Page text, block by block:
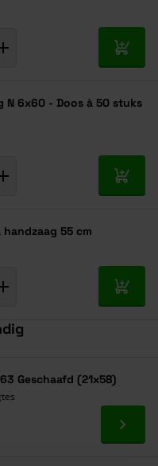
In
N 6x60 - Doos à 50 stuks
In
55 cm
In
Geschaafd (21x58)
Ga